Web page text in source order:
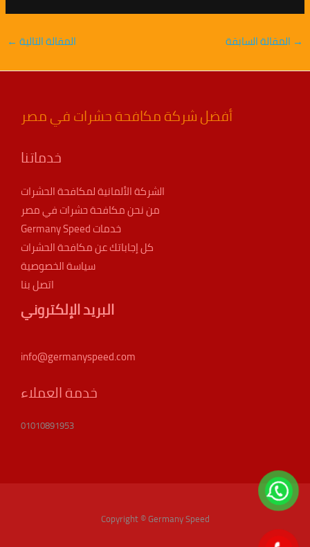
→ المقالة السابقة المقالة التالية ←
أفضل شركة مكافحة حشرات في مصر
خدماتنا
الشركة الألمانية لمكافحة الحشرات
من نحن مكافحة حشرات في مصر
خدمات Germany Speed
كل إجاباتك عن مكافحة الحشرات
سياسة الخصوصية
اتصل بنا
البريد الإلكتروني
info@germanyspeed.com
خدمة العملاء
01010891953
Copyright © Germany Speed